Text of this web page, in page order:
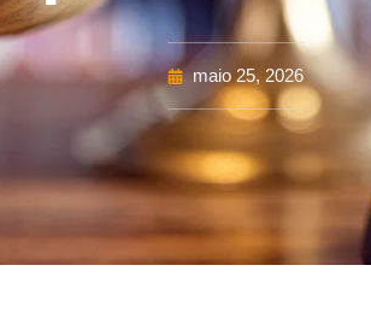
maio 25, 2026